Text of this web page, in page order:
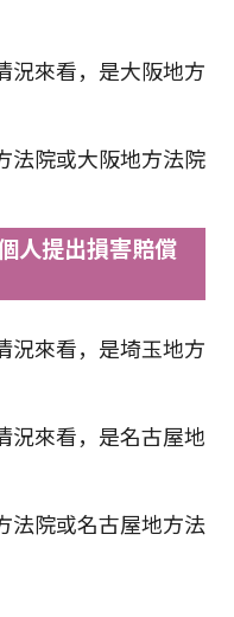
況來看，是大阪地方
法院或大阪地方法院
人提出損害賠償
況來看，是埼玉地方
況來看，是名古屋地
法院或名古屋地方法